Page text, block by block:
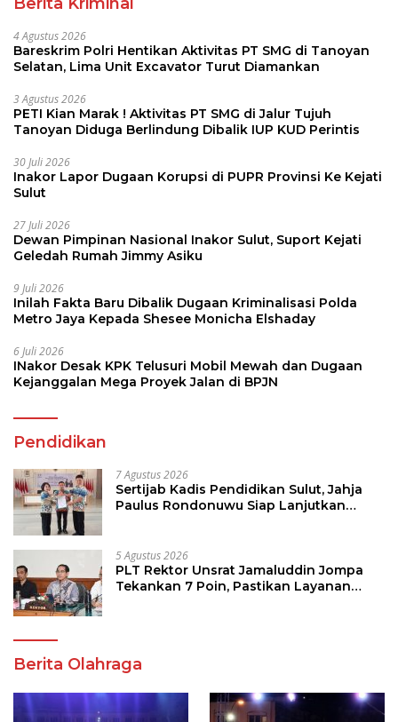
4 Agustus 2026
Bareskrim Polri Hentikan Aktivitas PT SMG di Tanoyan
Selatan, Lima Unit Excavator Turut Diamankan
3 Agustus 2026
PETI Kian Marak ! Aktivitas PT SMG di Jalur Tujuh
Tanoyan Diduga Berlindung Dibalik IUP KUD Perintis
30 Juli 2026
Inakor Lapor Dugaan Korupsi di PUPR Provinsi Ke Kejati
Sulut
27 Juli 2026
Dewan Pimpinan Nasional Inakor Sulut, Suport Kejati
Geledah Rumah Jimmy Asiku
9 Juli 2026
Inilah Fakta Baru Dibalik Dugaan Kriminalisasi Polda
Metro Jaya Kepada Shesee Monicha Elshaday
6 Juli 2026
INakor Desak KPK Telusuri Mobil Mewah dan Dugaan
Kejanggalan Mega Proyek Jalan di BPJN
Pendidikan
7 Agustus 2026
Sertijab Kadis Pendidikan Sulut, Jahja
Paulus Rondonuwu Siap Lanjutkan
5 Agustus 2026
PLT Rektor Unsrat Jamaluddin Jompa
Tekankan 7 Poin, Pastikan Layanan
Berita Olahraga